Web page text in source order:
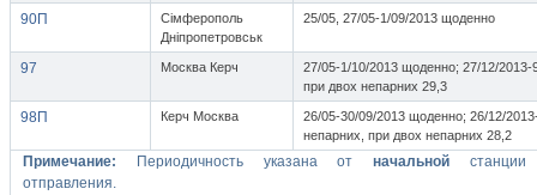
90П
Сімферополь
Дніпропетровськ
25/05, 27/05-1/09/2013 щоденно
97 Москва Керч
27/05-1/10/2013 щоденно; 27/12/2013-
при двох непарних 29,3
98П Керч Москва
26/05-30/09/2013 щоденно; 26/12/
непарних, при двох непарних 28,2
Примечание: Периодичность указана отначальной станции
отправления.